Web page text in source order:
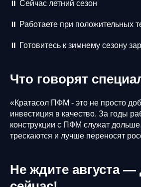
⏸️ Сейчас летний сезон
⏸️ Работаете при положительных
⏸️ Готовитесь к зимнему сезону
Что говорят
«Кратасол ПФМ - это не просто
инвестиция в качество. За годы
конструкции с ПФМ служат
трескаются и лучше переносят
Не ждите августа —